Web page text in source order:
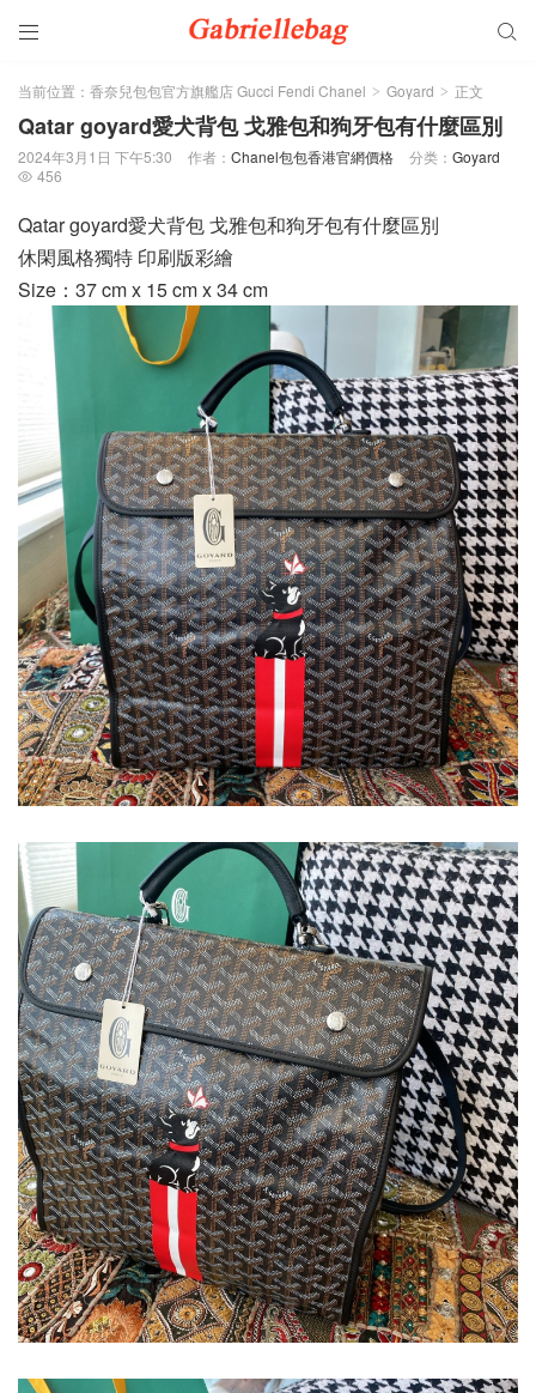
 
当前位置： 香奈兒包包官方旗艦店 Gucci Fendi Chanel > Goyard > 正文
Qatar goyard愛犬背包 戈雅包和狗牙包有什麼區別
2024年3月1日 下午5:30 作者： Chanel包包香港官網價格 分类： Goyard
 456
Qatar goyard愛犬背包 戈雅包和狗牙包有什麼區別
休閑風格獨特 印刷版彩繪
Size：37 cm x 15 cm x 34 cm